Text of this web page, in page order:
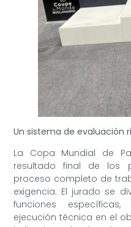
Un sistema de evaluación
La Copa Mundial de
resultado final de los
proceso completo de
exigencia. El jurado se
funciones
ejecución técnica en el